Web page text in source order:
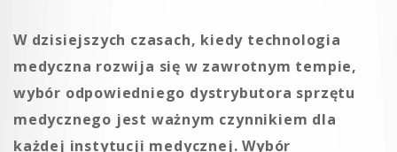
W dzisiejszych czasach, kiedy technologia
medyczna rozwija się w zawrotnym tempie,
wybór odpowiedniego dystrybutora sprzętu
medycznego jest ważnym czynnikiem dla
każdej instytucji medycznej. Wybór